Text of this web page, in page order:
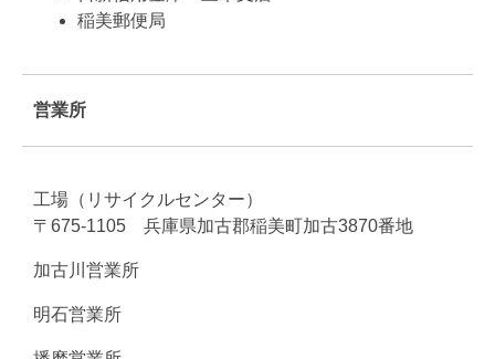
稲美郵便局
営業所
工場（リサイクルセンター）
〒675-1105 兵庫県加古郡稲美町加古3870番地
加古川営業所
明石営業所